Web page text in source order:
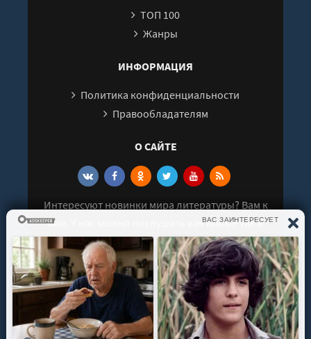
ТОП 100
Жанры
ИНФОРМАЦИЯ
Политика конфиденциальности
Правообладателям
О САЙТЕ
Интересуют новинки мира литературы? Вам к
нам. У нас можно послушать как новые так и
старые аудиокниги. Выбрать и поделиться с
друзьями лучшими аудиокнигами!
© 2021 - 2026 kniga-audio.net. Все права